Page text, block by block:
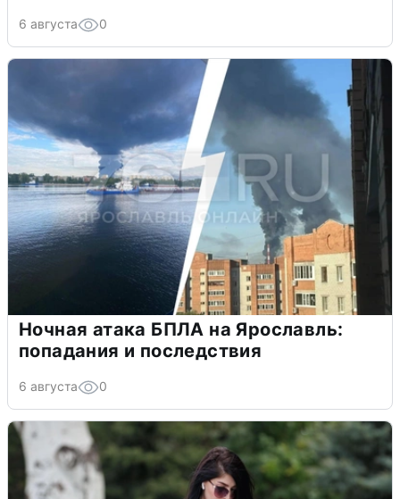
6 августа 0
Ночная атака БПЛА на Ярославль:
попадания и последствия
6 августа 0